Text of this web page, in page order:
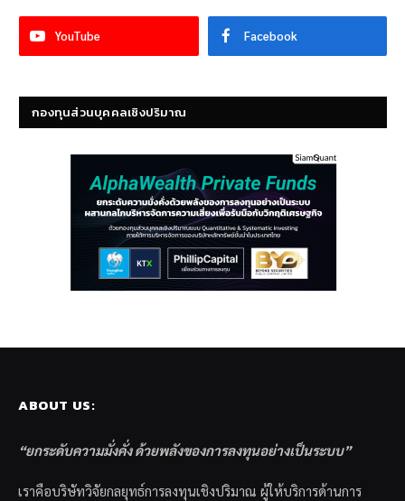
YouTube Facebook
กองทุนส่วนบุคคลเชิงปริมาณ
ABOUT US:
“ยกระดับความมั่งคั่ง ด้วยพลังของการลงทุนอย่างเป็นระบบ”
เราคือบริษัทวิจัยกลยุทธ์การลงทุนเชิงปริมาณ ผู้ให้บริการด้านการ